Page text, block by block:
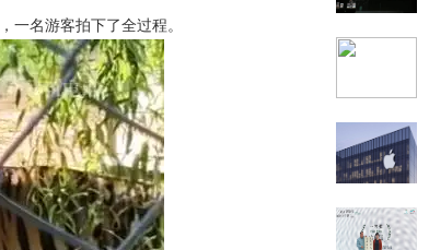
，一名游客拍下了全过程。